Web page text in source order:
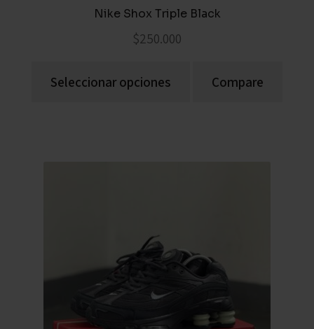
Nike Shox Triple Black
$250.000
Seleccionar opciones Compare